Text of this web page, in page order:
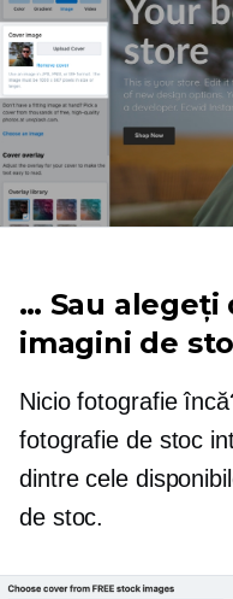
… Sau
imagini de
Nicio fotografie
fotografie de stoc
dintre cele
de stoc.